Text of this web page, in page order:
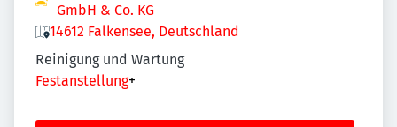
GmbH & Co. KG
14612 Falkensee, Deutschland
Reinigung und Wartung
Festanstellung+